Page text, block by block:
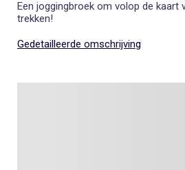
Een joggingbroek om volop de kaart
trekken!
Gedetailleerde omschrijving